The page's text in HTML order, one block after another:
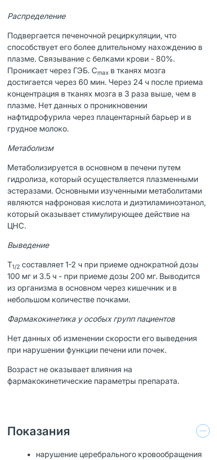
Распределение
Подвергается печеночной рециркуляции, что
способствует его более длительному нахождению в
плазме. Связывание с белками крови - 80%.
Проникает через ГЭБ. Cmax в тканях мозга
достигается через 60 мин. Через 24 ч после приема
концентрация в тканях мозга в 3 раза выше, чем в
плазме. Нет данных о проникновении
нафтидрофурила через плацентарный барьер и в
грудное молоко.
Метаболизм
Метаболизируется в основном в печени путем
гидролиза, который осуществляется плазменными
эстеразами. Основными изученными метаболитами
являются нафроновая кислота и диэтиламиноэтанол,
который оказывает стимулирующее действие на
ЦНС.
Выведение
T1/2 составляет 1-2 ч при приеме однократной дозы
100 мг и 3.5 ч - при приеме дозы 200 мг. Выводится
из организма в основном через кишечник и в
небольшом количестве почками.
Фармакокинетика у особых групп пациентов
Нет данных об изменении скорости его выведения
при нарушении функции печени или почек.
Возраст не оказывает влияния на
фармакокинетические параметры препарата.
Показания
нарушение церебрального кровообращения